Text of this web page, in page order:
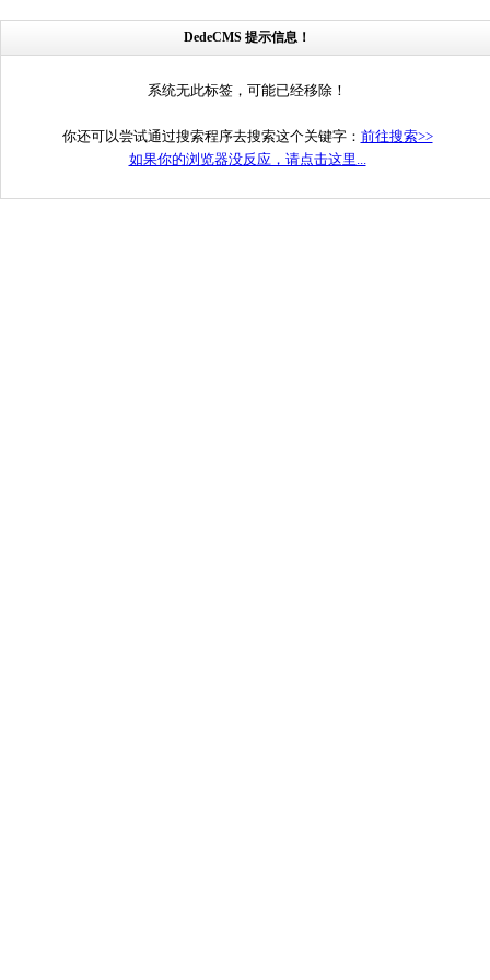
DedeCMS 提示信息！
系统无此标签，可能已经移除！
你还可以尝试通过搜索程序去搜索这个关键字： 前往搜索>>
如果你的浏览器没反应，请点击这里...